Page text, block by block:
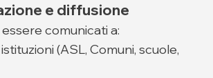
e diffusione
comunicati a:
(ASL, Comuni, scuole,